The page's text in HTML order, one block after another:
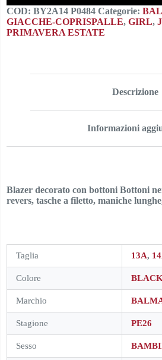
COD: BY2A14 P0484 Categorie:
GIACCHE-COPRISPALLE, GIRL,
PRIMAVERA ESTATE
Descrizione
Informazioni
Blazer decorato con bottoni Bottoni
revers, tasche a filetto, maniche
Taglia 13A,
Colore BLACK
Marchio
Stagione PE26
Sesso